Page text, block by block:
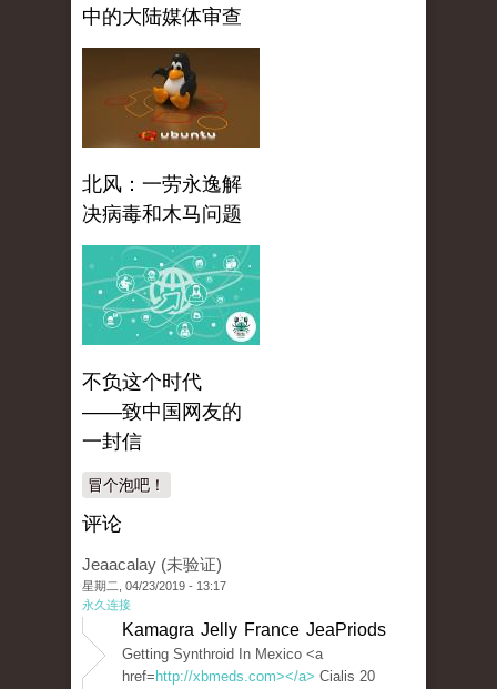
中的大陆媒体审查
北风：一劳永逸解
决病毒和木马问题
不负这个时代
——致中国网友的
一封信
冒个泡吧！
评论
Jeaacalay (未验证)
星期二, 04/23/2019 - 13:17
永久连接
Kamagra Jelly France JeaPriods
Getting Synthroid In Mexico <a
href= http://xbmeds.com></a> Cialis 20